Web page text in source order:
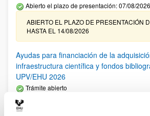
Abierto el plazo de presentación: 07/08/
ABIERTO EL PLAZO DE PRESENTACIÓN
HASTA EL 14/08/2026
Ayudas para financiación de la
infraestructura científica y fondos
UPV/EHU 2026
Trámite abierto